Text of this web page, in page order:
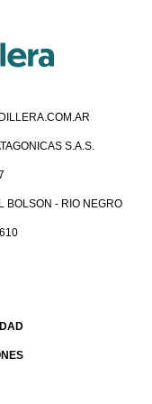
S.A.S.
BOLSON - RIO NEGRO